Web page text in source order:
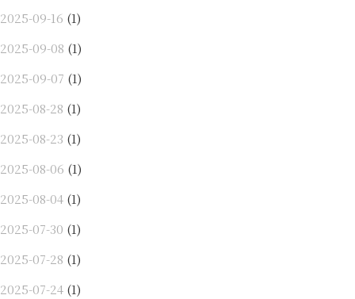
2025-09-16 (1)
2025-09-08 (1)
2025-09-07 (1)
2025-08-28 (1)
2025-08-23 (1)
2025-08-06 (1)
2025-08-04 (1)
2025-07-30 (1)
2025-07-28 (1)
2025-07-24 (1)